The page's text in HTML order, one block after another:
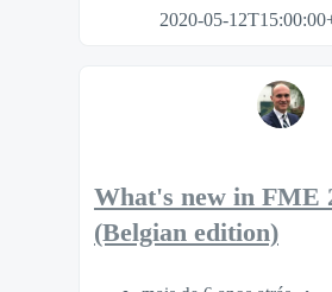
2020-05-
What's new in FME
(Belgian edition)